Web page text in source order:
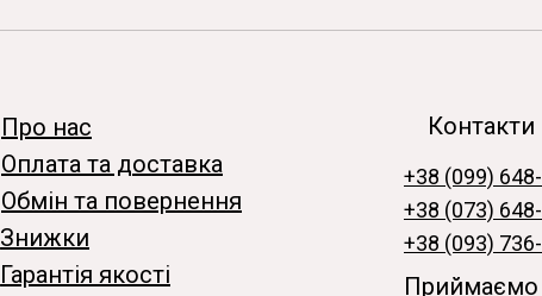
Про нас
Оплата та доставка
Обмін та повернення
Знижки
Гарантія якості
Контакти
+38 (099)
Приймаємо
+38 (073)
+38 (093)